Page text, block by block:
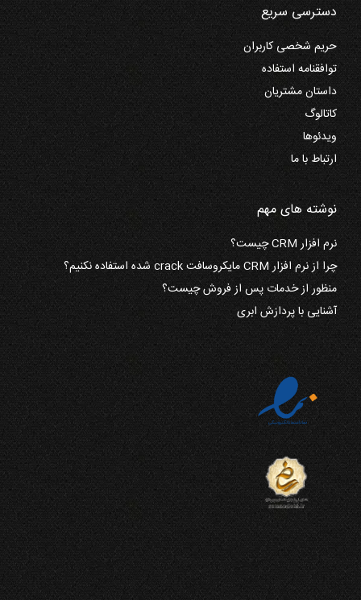
دسترسی سریع
حریم شخصی کاربران
توافقنامه استفاده
داستان مشتریان
کاتالوگ
ویدئوها
ارتباط با ما
نوشته های مهم
نرم افزار CRM چیست؟
چرا از نرم افزار CRM مایکروسافت crack شده استفاده نکنیم؟
منظور از خدمات پس از فروش چیست؟
آشنایی با پردازش ابری